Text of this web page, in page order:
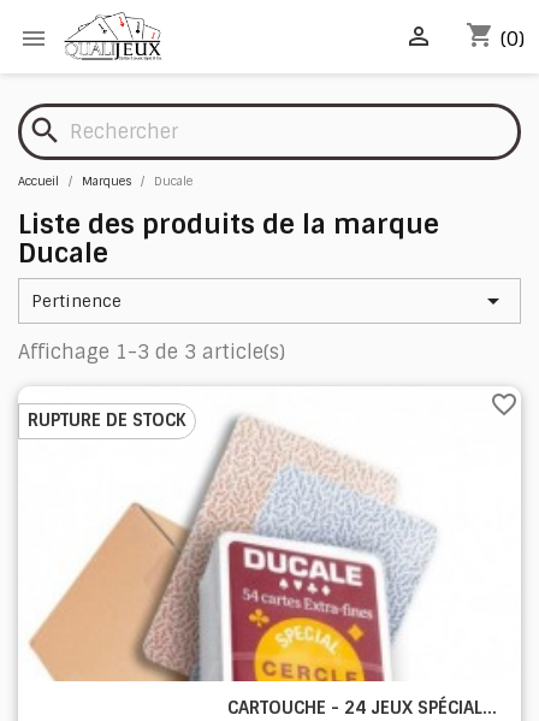
 shopping_cart (0)

search
Accueil Marques Ducale
Liste des produits de la marque
Ducale
Pertinence 
Affichage 1-3 de 3 article(s)
CARTOUCHE - 24 JEUX SPÉCIAL...
RUPTURE DE STOCK
favorite_border